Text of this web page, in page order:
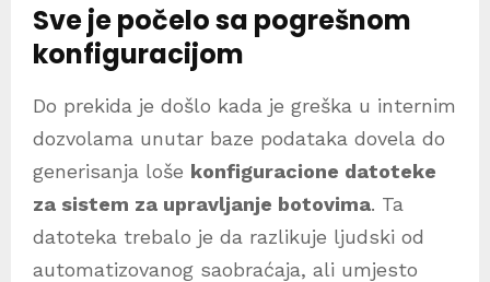
Sve je počelo sa pogrešnom
konfiguracijom
Do prekida je došlo kada je greška u internim
dozvolama unutar baze podataka dovela do
generisanja loše konfiguracione datoteke
za sistem za upravljanje botovima. Ta
datoteka trebalo je da razlikuje ljudski od
automatizovanog saobraćaja, ali umjesto